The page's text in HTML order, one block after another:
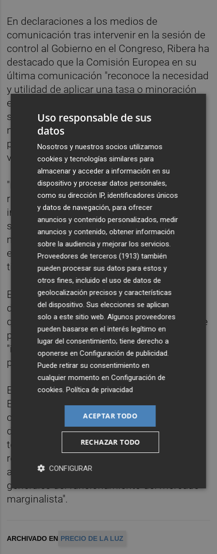
En declaraciones a los medios de
comunicación tras intervenir en la sesión de
control al Gobierno en el Congreso, Ribera ha
destacado que la Comisión Europea en su
última comunicación "reconoce la necesidad
y utilidad de aplicar una tasa o minoración
extraordinaria" a las eléctricas por el
sobrecoste del gas y también en la
necesidad de evitar un "contagio" en los
precios a un mercado que la propia
vicepresidenta considera "roto".
"Es imprescindible el mensaje de trabajar
rápidamente en cuáles son las medidas,
incluyendo en su caso topes al precio al que
se puede casar la electricidad en el
mercado", ha dicho Ribera, destacando que
el Gobierno ha venido apostando por este
tipo de soluciones en los últimos meses.
En este sentido, ha hablado de la posibilidad
de dejar fuera el gas del mercado eléctrico y
que se pagara "a través de un mecanismo de
precio que reconoce el coste real" o
"introduciendo un tope a las ofertas que se
pueden presentar al mercado mayorista".
En todo caso, ha señalado que "la Comisión
Europea ha pedido unos días para poder
consultar y evaluar la mejor propuesta" y ha
dejado claro que "se trata de medidas
temporales, hasta tanto se hacen
recomendaciones específicas sobre cómo
alterar y hacer evolucionar las reglas
generales del funcionamiento del mercado
marginalista".
ARCHIVADO EN PRECIO DE LA LUZ
Uso responsable de sus
datos
Nosotros y nuestros socios utilizamos
cookies y tecnologías similares para
almacenar y acceder a información en su
dispositivo y procesar datos personales,
como su dirección IP, identificadores únicos
y datos de navegación, para ofrecer
anuncios y contenido personalizados, medir
anuncios y contenido, obtener información
sobre la audiencia y mejorar los servicios.
Proveedores de terceros (1913) también
pueden procesar sus datos para estos y
otros fines, incluido el uso de datos de
geolocalización precisos y características
del dispositivo. Sus elecciones se aplican
solo a este sitio web. Algunos proveedores
pueden basarse en el interés legítimo en
lugar del consentimiento; tiene derecho a
oponerse enConfiguración de publicidad
Puede retirar su consentimiento en
cualquier momento enConfiguración de
cookies .Política de privacidad
ACEPTAR TODO
RECHAZAR TODO
CONFIGURAR